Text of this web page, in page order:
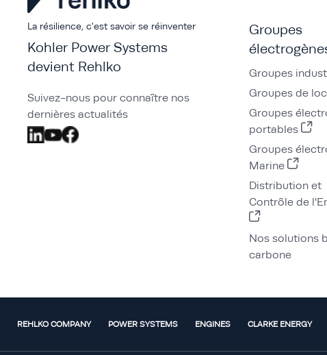
La résilience, c'est savoir se réinventer
Kohler Power Systems
devient Rehlko
Suivez-nous pour connaître nos
dernières actualités
Groupes
Groupes
Groupes de
Groupes
portables
Groupes
Marine
Distribution et
Contrôle de
Nos solutions
carbone
REHLKO COMPANY POWER SYSTEMS ENGINES CLARKE ENERGY